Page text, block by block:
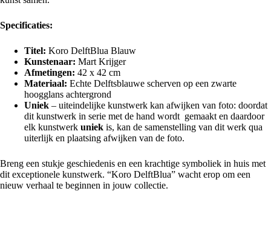
Specificaties:
Titel: Koro DelftBlua Blauw
Kunstenaar: Mart Krijger
Afmetingen: 42 x 42 cm
Materiaal: Echte Delftsblauwe scherven op een zwarte
hoogglans achtergrond
Uniek – uiteindelijke kunstwerk kan afwijken van foto: doordat
dit kunstwerk in serie met de hand wordt gemaakt en daardoor
elk kunstwerk uniek is, kan de samenstelling van dit werk qua
uiterlijk en plaatsing afwijken van de foto.
Breng een stukje geschiedenis en een krachtige symboliek in huis met
dit exceptionele kunstwerk. “Koro DelftBlua” wacht erop om een
nieuw verhaal te beginnen in jouw collectie.